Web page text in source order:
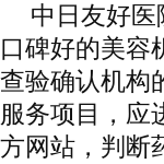
中日友好
口碑好的美容
查验确认机构
服务项目，应
方网站，判断